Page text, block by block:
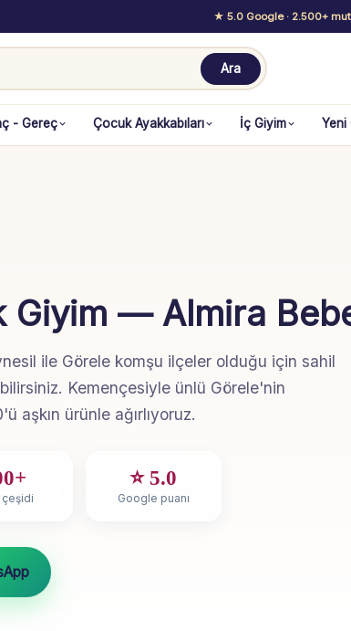
★ 5.0 Google· 2.500+
Ara
- Gereç Çocuk Ayakkabıları İç Giyim Yeni
Giyim — Almira
ile Görele komşu ilçeler olduğu için sahil
Kemençesiyle ünlü Görele'nin
aşkın ürünle ağırlıyoruz.
çeşidi
⭐ 5.0
Google puanı